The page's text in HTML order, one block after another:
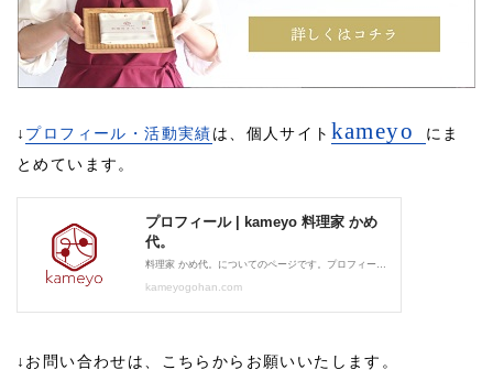
↓ プロフィール・活動実績 は、個人サイト kameyo
にま
とめています。
↓お問い合わせは、こちらからお願いいたします。